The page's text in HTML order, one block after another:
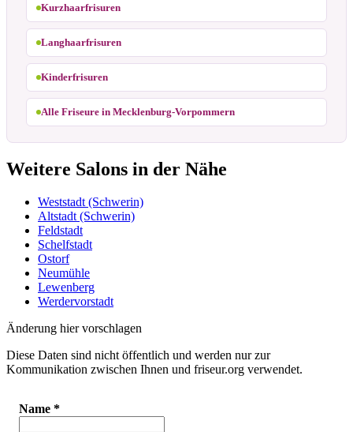
Kurzhaarfrisuren
Langhaarfrisuren
Kinderfrisuren
Alle Friseure in Mecklenburg-Vorpommern
Weitere Salons in der Nähe
Weststadt (Schwerin)
Altstadt (Schwerin)
Feldstadt
Schelfstadt
Ostorf
Neumühle
Lewenberg
Werdervorstadt
Änderung hier vorschlagen
Diese Daten sind nicht öffentlich und werden nur zur
Kommunikation zwischen Ihnen und friseur.org verwendet.
Name *